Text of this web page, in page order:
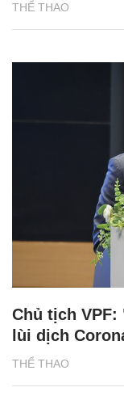
THỂ THAO
THỂ THAO
Chủ tịch VPF:
lùi dịch